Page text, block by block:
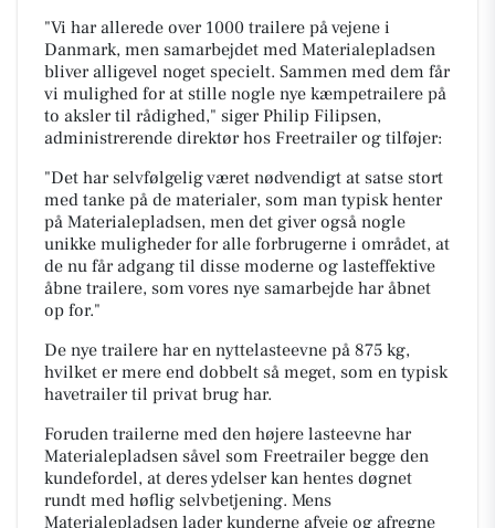
"Vi har allerede over 1000 trailere på vejene i
Danmark, men samarbejdet med Materialepladsen
bliver alligevel noget specielt. Sammen med dem får
vi mulighed for at stille nogle nye kæmpetrailere på
to aksler til rådighed," siger Philip Filipsen,
administrerende direktør hos Freetrailer og tilføjer:
"Det har selvfølgelig været nødvendigt at satse stort
med tanke på de materialer, som man typisk henter
på Materialepladsen, men det giver også nogle
unikke muligheder for alle forbrugerne i området, at
de nu får adgang til disse moderne og lasteffektive
åbne trailere, som vores nye samarbejde har åbnet
op for."
De nye trailere har en nyttelasteevne på 875 kg,
hvilket er mere end dobbelt så meget, som en typisk
havetrailer til privat brug har.
Foruden trailerne med den højere lasteevne har
Materialepladsen såvel som Freetrailer begge den
kundefordel, at deres ydelser kan hentes døgnet
rundt med høflig selvbetjening. Mens
Materialepladsen lader kunderne afveje og afregne